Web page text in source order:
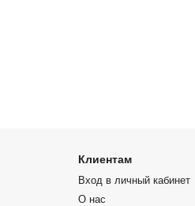
Клиентам
Вход в личный кабинет
О нас